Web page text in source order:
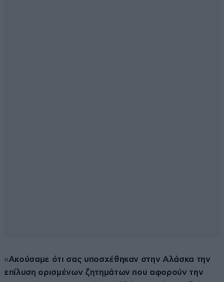
«Ακούσαμε ότι σας υποσχέθηκαν στην Αλάσκα την
επίλυση ορισμένων ζητημάτων που αφορούν την